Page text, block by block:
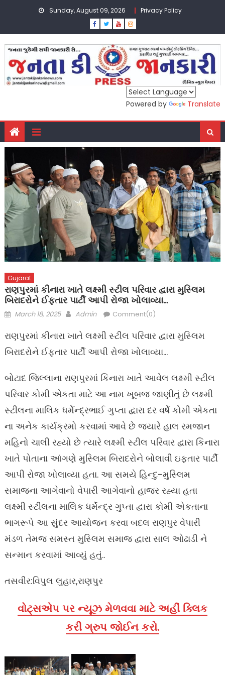
Sunday, August 09, 2026 Privacy Policy
Powered by Translate
Gujarat
રાણપુરમાં કીનારા ખાતે લક્ષ્મી સ્ટીલ પરિવાર દ્વારા મુસ્લિમ
બિરાદરોને ઈફતાર પાર્ટી આપી રોજા ખોલાવ્યા…
Posted
March 18, 2025 Author
Admin Comment(0)
રાણપુરમાં કીનારા ખાતે લક્ષ્મી સ્ટીલ પરિવાર દ્વારા મુસ્લિમ
બિરાદરોને ઈફતાર પાર્ટી આપી રોજા ખોલાવ્યા…
બોટાદ જિલ્લાના રાણપુરમાં કિનારા ખાતે આવેલ લક્ષ્મી સ્ટીલ
પરિવાર કોમી એકતા માટે આ નામ ખૂબજ જાણીતું છે લક્ષ્મી
સ્ટીલના માલિક ધર્મેન્દ્રભાઈ ગુપ્તા દ્વારા દર વર્ષે કોમી એકતા
ના અનેક કાર્યક્રમો કરવામાં આવે છે જ્યારે હાલ રમજાન
મહિનો ચાલી રહ્યો છે ત્યારે લક્ષ્મી સ્ટીલ પરિવાર દ્વારા કિનારા
ખાતે પોતાના આંગણે મુસ્લિમ બિરાદરોને બોલાવી ઇફ્તાર પાર્ટી
આપી રોજા ખોલાવ્યા હતા. આ સમયે હિન્દુ-મુસ્લિમ
સમાજના આગેવાનો વેપારી આગેવાનો હાજર રહ્યા હતા
લક્ષ્મી સ્ટીલના માલિક ધર્મેન્દ્ર ગુપ્તા દ્વારા કોમી એકતાના
ભાગરૂપે આ સુંદર આયોજન કરવા બદલ રાણપુર વેપારી
મંડળ તેમજ સમસ્ત મુસ્લિમ સમાજ દ્વારા સાલ ઓઢાડી ને
સન્માન કરવામાં આવ્યું હતું..
તસવીર:વિપુલ લુહાર,રાણપુર
વોટ્સએપ પર ન્યૂઝ મેળવવા માટે અહીં ક્લિક
કરી ગ્રુપ જોઈન કરો.